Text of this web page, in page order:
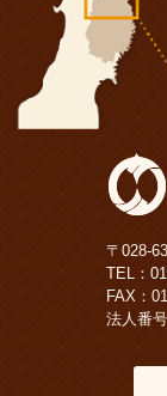
〒028-
TEL：
FAX：
法人番